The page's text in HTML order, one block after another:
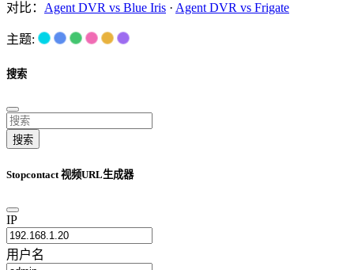
对比： Agent DVR vs Blue Iris · Agent DVR vs Frigate
主题:
搜索
搜索
Stopcontact 视频URL生成器
IP
用户名